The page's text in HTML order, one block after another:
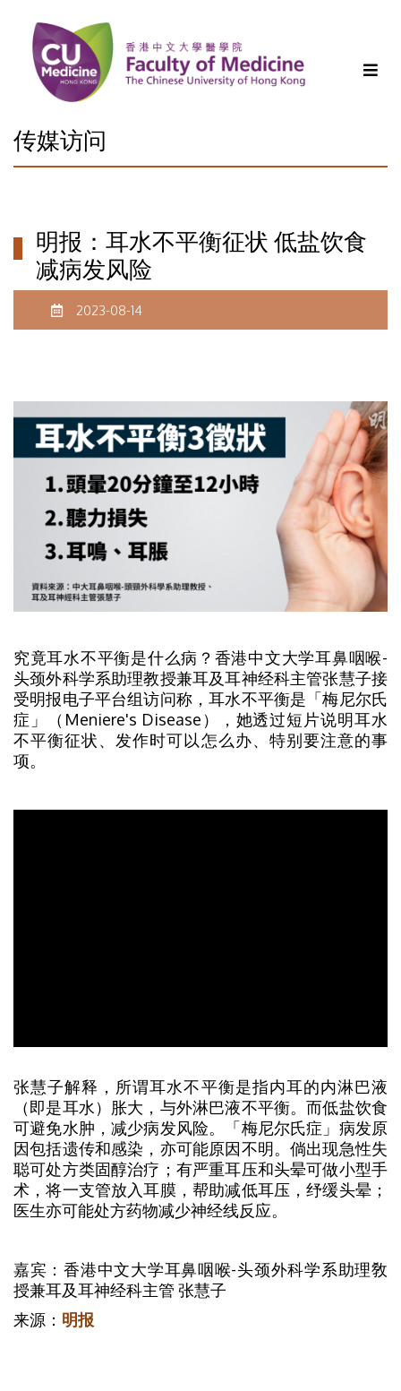
传媒访问
明报：耳水不平衡征状 低盐饮食
减病发风险
2023-08-14
究竟耳水不平衡是什么病？香港中文大学耳鼻咽喉-
头颈外科学系助理教授兼耳及耳神经科主管张慧子接
受明报电子平台组访问称，耳水不平衡是「梅尼尔氏
症」（Meniere's Disease），她透过短片说明耳水
不平衡征状、发作时可以怎么办、特别要注意的事
项。
张慧子解释，所谓耳水不平衡是指内耳的内淋巴液
（即是耳水）胀大，与外淋巴液不平衡。而低盐饮食
可避免水肿，减少病发风险。「梅尼尔氏症」病发原
因包括遗传和感染，亦可能原因不明。倘出现急性失
聪可处方类固醇治疗；有严重耳压和头晕可做小型手
术，将一支管放入耳膜，帮助减低耳压，纾缓头晕；
医生亦可能处方药物减少神经线反应。
嘉宾：香港中文大学耳鼻咽喉-头颈外科学系助理敎
授兼耳及耳神经科主管 张慧子
来源： 明报